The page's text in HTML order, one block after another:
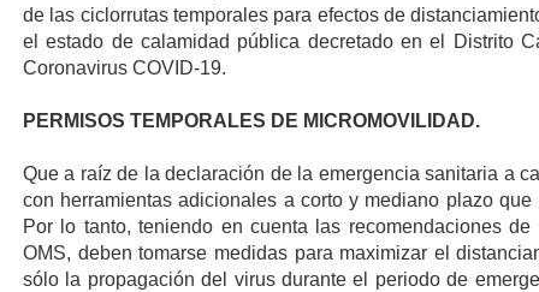
de las ciclorrutas temporales para efectos de
el estado de calamidad pública decretado en el Distrito
Coronavirus COVID-19.
PERMISOS TEMPORALES DE MICROMOVILIDAD.
Que a raíz de la declaración de la emergencia sanitaria a
con herramientas adicionales a corto y mediano plazo
Por lo tanto, teniendo en cuenta las recomendaciones
OMS, deben tomarse medidas para maximizar el
sólo la propagación del virus durante el periodo de